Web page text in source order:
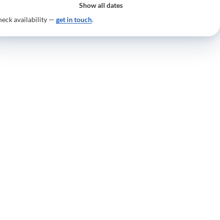
Show all dates
availability —get in touch.